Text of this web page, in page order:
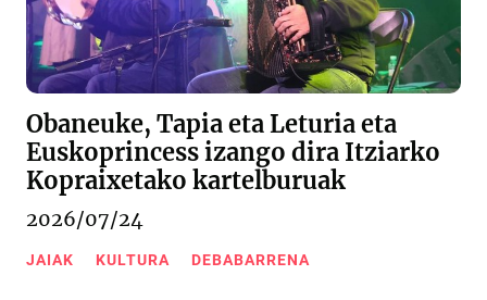
Obaneuke, Tapia eta Leturia eta
Euskoprincess izango dira Itziarko
Kopraixetako kartelburuak
2026/07/24
JAIAK KULTURA DEBABARRENA